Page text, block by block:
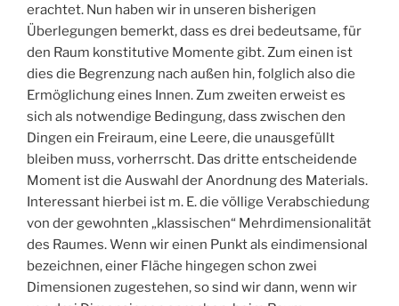
erachtet. Nun haben wir in unseren bisherigen
Überlegungen bemerkt, dass es drei bedeutsame, für
den Raum konstitutive Momente gibt. Zum einen ist
dies die Begrenzung nach außen hin, folglich also die
Ermöglichung eines Innen. Zum zweiten erweist es
sich als notwendige Bedingung, dass zwischen den
Dingen ein Freiraum, eine Leere, die unausgefüllt
bleiben muss, vorherrscht. Das dritte entscheidende
Moment ist die Auswahl der Anordnung des Materials.
Interessant hierbei ist m. E. die völlige Verabschiedung
von der gewohnten „klassischen“ Mehrdimensionalität
des Raumes. Wenn wir einen Punkt als eindimensional
bezeichnen, einer Fläche hingegen schon zwei
Dimensionen zugestehen, so sind wir dann, wenn wir